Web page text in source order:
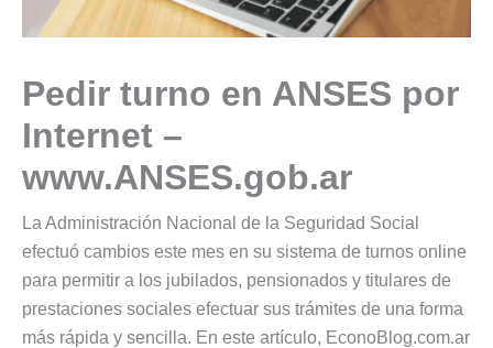
Pedir turno en ANSES por
Internet –
www.ANSES.gob.ar
La Administración Nacional de la Seguridad Social
efectuó cambios este mes en su sistema de turnos online
para permitir a los jubilados, pensionados y titulares de
prestaciones sociales efectuar sus trámites de una forma
más rápida y sencilla. En este artículo, EconoBlog.com.ar